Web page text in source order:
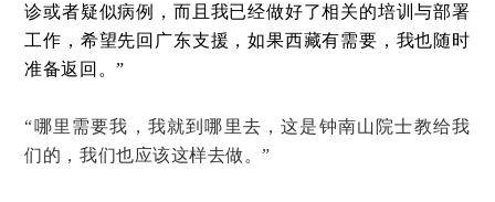
诊或者疑似病例，而且我已经做好了相关的培训与部署
工作，希望先回广东支援，如果西藏有需要，我也随时
准备返回。”
“哪里需要我，我就到哪里去，这是钟南山院士教给我
们的，我们也应该这样去做。”